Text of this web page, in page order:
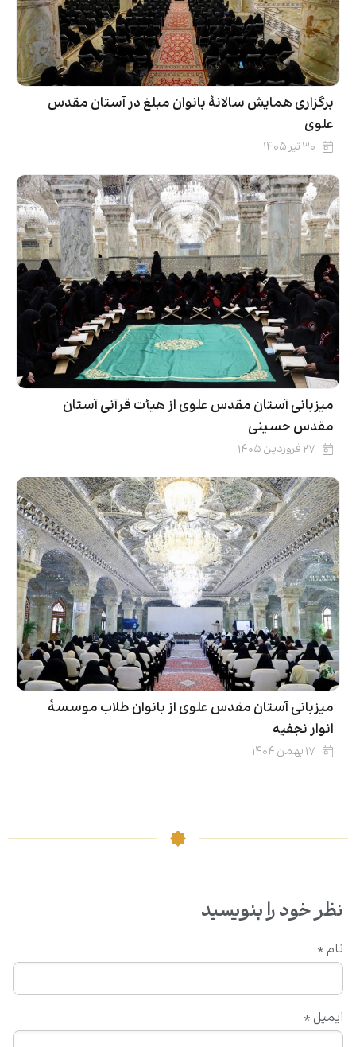
برگزاری همایش سالانۀ بانوان مبلغ در آستان مقدس
علوی
۳۰ تیر ۱۴۰۵
میزبانی آستان مقدس علوی از هیأت قرآنی آستان
مقدس حسینی
۲۷ فروردین ۱۴۰۵
میزبانی آستان مقدس علوی از بانوان طلاب موسسۀ
انوار نجفیه
۱۷ بهمن ۱۴۰۴
نظر خود را بنویسید
نام *
ایمیل *